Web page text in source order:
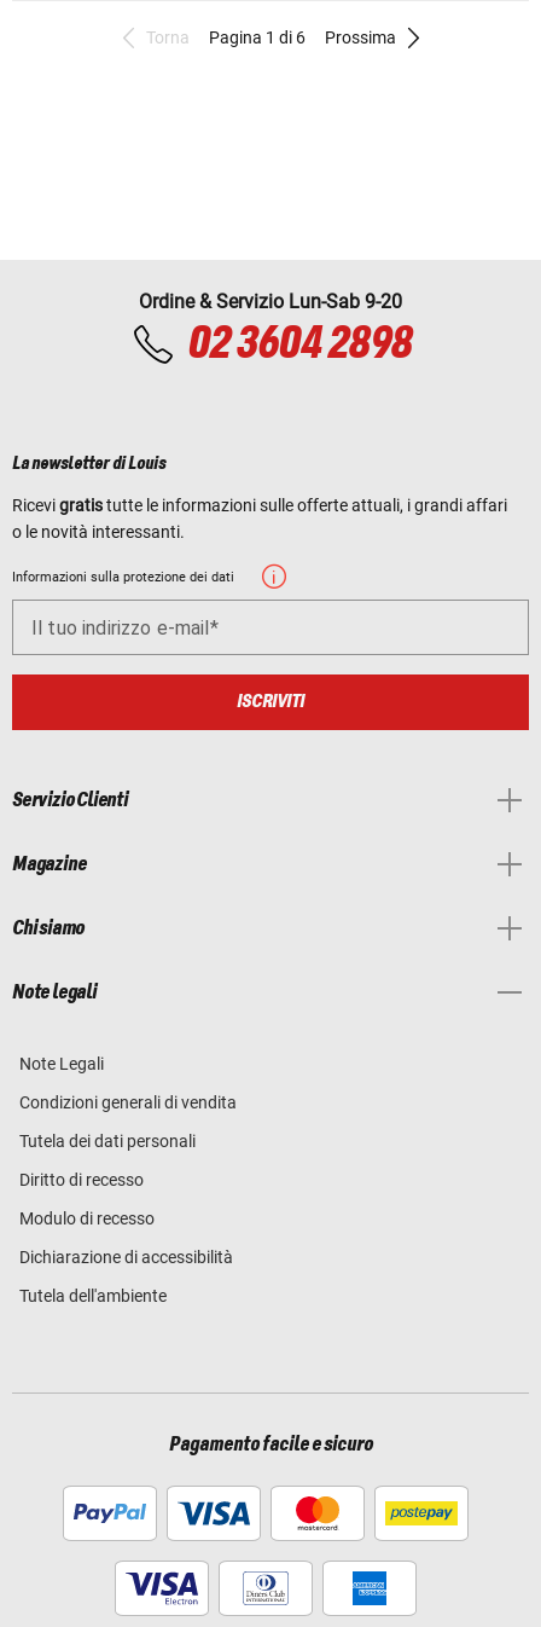
Torna Pagina 1 di 6 Prossima
Ordine & Servizio Lun-Sab 9-20
02 3604 2898
La newsletter di Louis
Ricevigratistutte le informazioni sulle offerte attuali, i grandi affari
o le novità interessanti.
Informazioni sulla protezione dei dati
Il tuo indirizzo e-mail
ISCRIVITI
Servizio Clienti
Magazine
Chi siamo
Note legali
Note Legali
Condizioni generali di vendita
Tutela dei dati personali
Diritto di recesso
Modulo di recesso
Dichiarazione di accessibilità
Tutela dell'ambiente
Pagamento facile e sicuro